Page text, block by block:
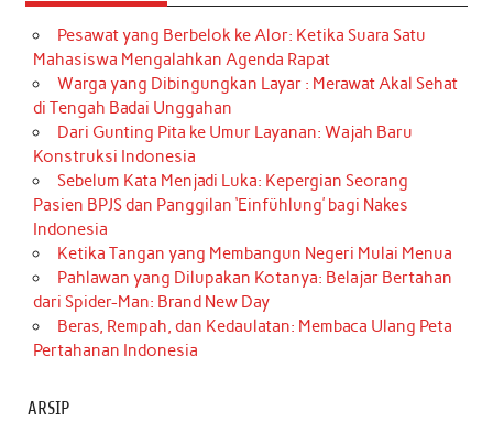
Pesawat yang Berbelok ke Alor: Ketika Suara Satu
Mahasiswa Mengalahkan Agenda Rapat
Warga yang Dibingungkan Layar : Merawat Akal Sehat
di Tengah Badai Unggahan
Dari Gunting Pita ke Umur Layanan: Wajah Baru
Konstruksi Indonesia
Sebelum Kata Menjadi Luka: Kepergian Seorang
Pasien BPJS dan Panggilan ‘Einfühlung’ bagi Nakes
Indonesia
Ketika Tangan yang Membangun Negeri Mulai Menua
Pahlawan yang Dilupakan Kotanya: Belajar Bertahan
dari Spider-Man: Brand New Day
Beras, Rempah, dan Kedaulatan: Membaca Ulang Peta
Pertahanan Indonesia
ARSIP